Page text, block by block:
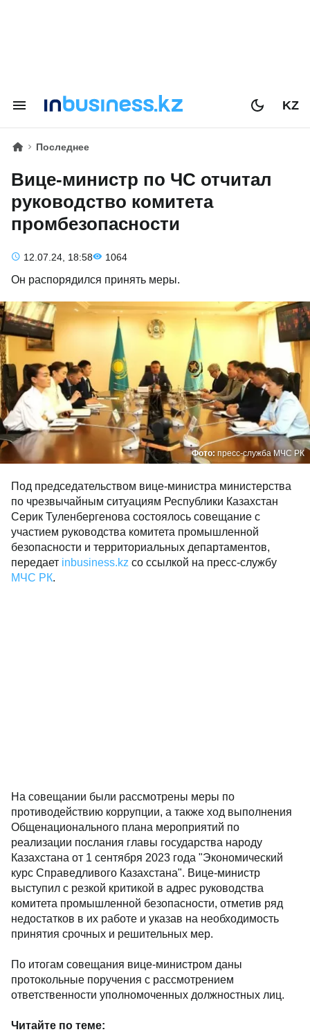
KZ
Последнее
Вице-министр по ЧС отчитал
руководство комитета
промбезопасности
12.07.24, 18:58 1064
Он распорядился принять меры.
Фото: пресс-служба МЧС РК
Под председательством вице-министра министерства
по чрезвычайным ситуациям Республики Казахстан
Серик Туленбергенова состоялось совещание с
участием руководства комитета промышленной
безопасности и территориальных департаментов,
передает inbusiness.kz со ссылкой на пресс-службу
МЧС РК.
На совещании были рассмотрены меры по
противодействию коррупции, а также ход выполнения
Общенационального плана мероприятий по
реализации послания главы государства народу
Казахстана от 1 сентября 2023 года "Экономический
курс Справедливого Казахстана". Вице-министр
выступил с резкой критикой в адрес руководства
комитета промышленной безопасности, отметив ряд
недостатков в их работе и указав на необходимость
принятия срочных и решительных мер.
По итогам совещания вице-министром даны
протокольные поручения с рассмотрением
ответственности уполномоченных должностных лиц.
Читайте по теме: